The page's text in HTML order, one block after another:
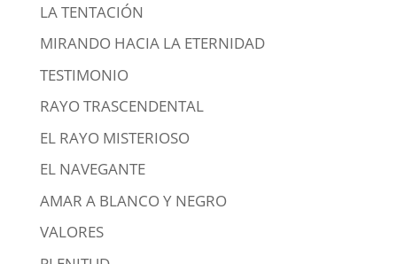
LA TENTACIÓN
MIRANDO HACIA LA ETERNIDAD
TESTIMONIO
RAYO TRASCENDENTAL
EL RAYO MISTERIOSO
EL NAVEGANTE
AMAR A BLANCO Y NEGRO
VALORES